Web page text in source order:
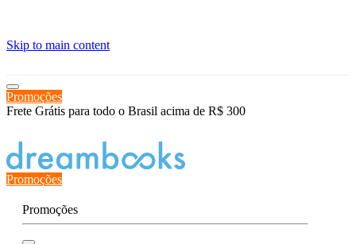
Skip to main content
Promoções
Frete Grátis para todo o Brasil acima de R$ 300
Promoções
Promoções
≡